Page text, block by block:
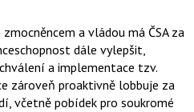
a vládou má ČSA za
dále vylepšit,
a implementace tzv.
zároveň proaktivně lobbuje za
včetně pobídek pro soukromé